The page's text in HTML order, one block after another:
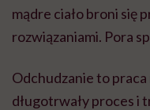
mądre ciało broni się
rozwiązaniami. Pora
Odchudzanie to praca
długotrwały proces i